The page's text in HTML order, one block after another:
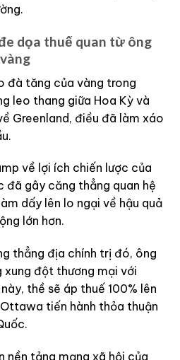
dọa thuế quan từ ông
đà tăng của vàng trong
leo thang giữa Hoa Kỳ và
Greenland, điều đã làm xáo
về lợi ích chiến lược của
đã gây căng thẳng quan hệ
dấy lên lo ngại về hậu quả
lớn hơn.
thẳng địa chính trị đó, ông
xung đột thương mại với
thề sẽ áp thuế 100% lên
tiến hành thỏa thuận
nền tảng mạng xã hội của